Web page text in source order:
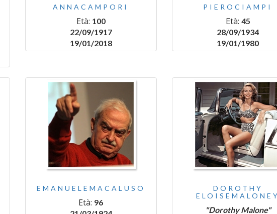
ANNACAMPORI
Età: 100
22/09/1917
19/01/2018
PIEROCIAMPI
Età: 45
28/09/1934
19/01/1980
EMANUELEMACALUSO
Età: 96
DOROTHY
"Dorothy Malone"